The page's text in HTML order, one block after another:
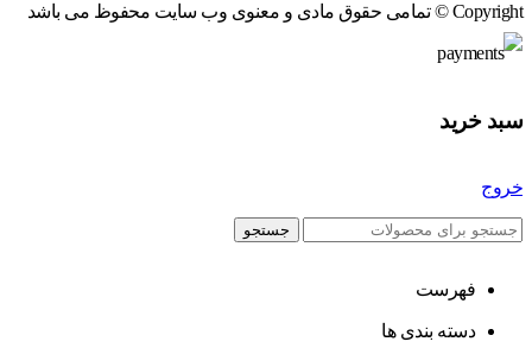
Copyright © تمامی حقوق مادی و معنوی وب سایت محفوظ می باشد
سبد خرید
خروج
جستجو
فهرست
دسته بندی ها